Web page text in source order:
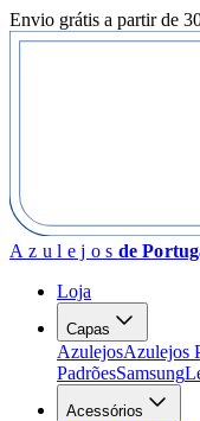
Envio grátis a partir de
Azulejos de
Loja
Capas
AzulejosAzulejos
PadrõesSamsung
Acessórios